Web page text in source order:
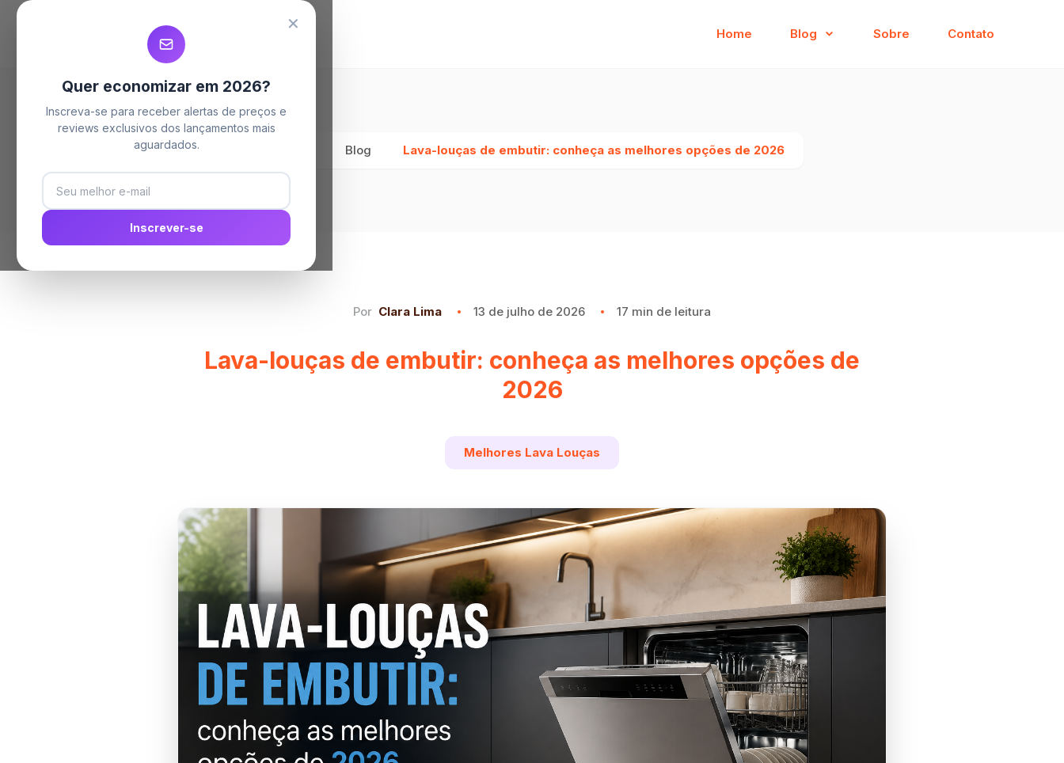
Home Blog Sobre Contato
Blog Lava-louças de embutir: conheça as melhores opções de 2026
Por Clara Lima 13 de julho de 2026 17 min de leitura
Lava-louças de embutir: conheça as melhores opções de
2026
Melhores Lava Louças
✕
Quer economizar em 2026?
Inscreva-se para receber alertas de preços e
reviews exclusivos dos lançamentos mais
aguardados.
Inscrever-se